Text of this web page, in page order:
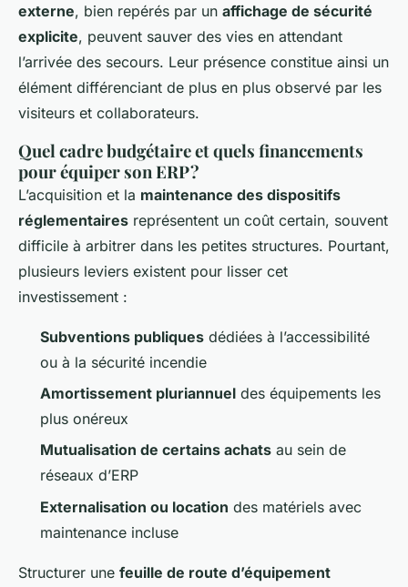
externe, bien repérés par un affichage de sécurité
explicite, peuvent sauver des vies en attendant
l’arrivée des secours. Leur présence constitue ainsi un
élément différenciant de plus en plus observé par les
visiteurs et collaborateurs.
Quel cadre budgétaire et quels financements
pour équiper son ERP ?
L’acquisition et la maintenance des dispositifs
réglementaires représentent un coût certain, souvent
difficile à arbitrer dans les petites structures. Pourtant,
plusieurs leviers existent pour lisser cet
investissement :
Subventions publiques dédiées à l’accessibilité
ou à la sécurité incendie
Amortissement pluriannuel des équipements les
plus onéreux
Mutualisation de certains achats au sein de
réseaux d’ERP
Externalisation ou location des matériels avec
maintenance incluse
Structurer une feuille de route d’équipement